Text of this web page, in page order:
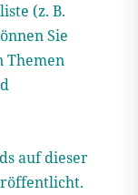
(z. B.
Sie
Themen
auf dieser